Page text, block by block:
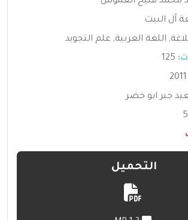
آل البيت
, اللغة العربية, علم التجويد
125
2011
جبر ابو خضر
التحميل